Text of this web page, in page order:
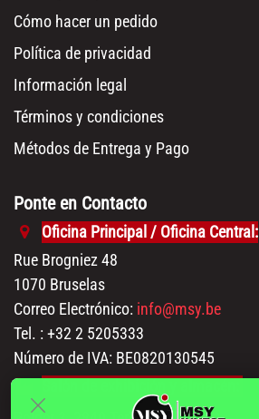
Cómo hacer un pedido
Política de privacidad
Información legal
Términos y condiciones
Métodos de Entrega y Pago
Ponte en Contacto
Oficina Principal / Oficina Central:
Rue Brogniez 48
1070 Bruselas
Correo Electrónico: info@msy.be
Tel. : +32 2 5205333
Número de IVA: BE0820130545